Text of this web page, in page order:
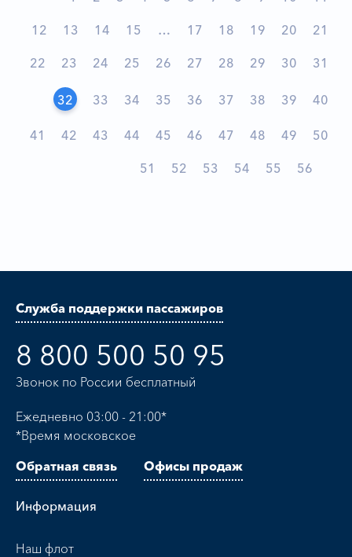
12 13 14 15 … 17 18 19 20 21
22 23 24 25 26 27 28 29 30 31
32 33 34 35 36 37 38 39 40
41 42 43 44 45 46 47 48 49 50
51 52 53 54 55 56
Служба поддержки пассажиров
8 800 500 50 95
Звонок по России бесплатный
Ежедневно 03:00 - 21:00*
*Время московское
Обратная связь
Офисы продаж
Информация
Наш флот